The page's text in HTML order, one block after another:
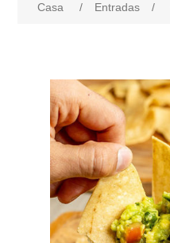
Casa / Entradas /